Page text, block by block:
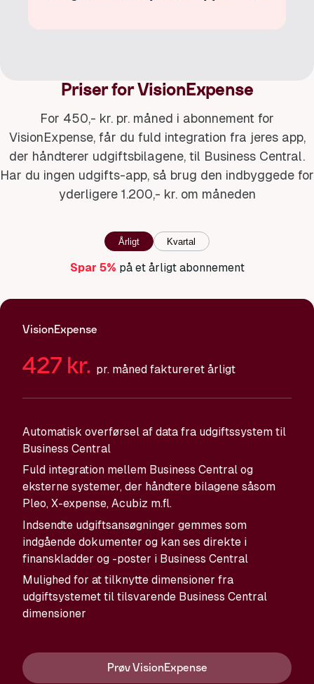
Priser for VisionExpense
For 450,- kr. pr. måned i abonnement for
VisionExpense, får du fuld integration fra jeres app,
der håndterer udgiftsbilagene, til Business Central.
Har du ingen udgifts-app, så brug den indbyggede for
yderligere 1.200,- kr. om måneden
Årligt Kvartal
Spar 5% på et årligt abonnement
VisionExpense
427 kr. pr. måned faktureret årligt
Automatisk overførsel af data fra udgiftssystem til
Business Central
Fuld integration mellem Business Central og
eksterne systemer, der håndtere bilagene såsom
Pleo, X-expense, Acubiz m.fl.
Indsendte udgiftsansøgninger gemmes som
indgående dokumenter og kan ses direkte i
finanskladder og -poster i Business Central
Mulighed for at tilknytte dimensioner fra
udgiftsystemet til tilsvarende Business Central
dimensioner
Prøv VisionExpense